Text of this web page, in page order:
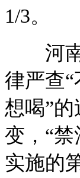
1/3。
河南
律严查
想喝”
变，“
实施的